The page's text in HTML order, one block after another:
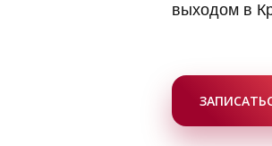
выходом в